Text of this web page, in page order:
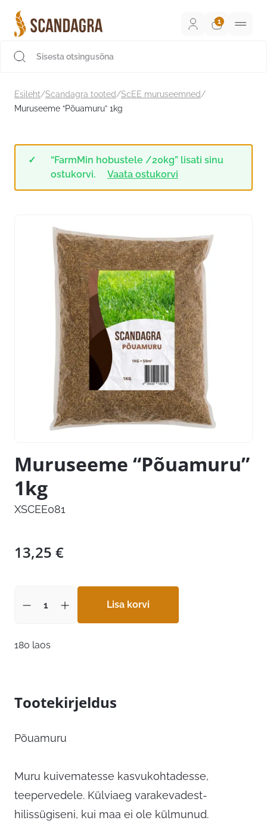
sisu
juurde
Esileht/Scandagra tooted/ScEE muruseemned/
Muruseeme “Põuamuru” 1kg
“FarmMin hobustele /20kg” lisati sinu
ostukorvi.
Vaata ostukorvi
Muruseeme “Põuamuru”
1kg
XSCEE081
13,25 €
Lisa korvi
180 laos
Tootekirjeldus
Põuamuru
Muru kuivematesse kasvukohtadesse,
teepervedele. Külviaeg varakevadest-
hilissügiseni, kui maa ei ole külmunud.